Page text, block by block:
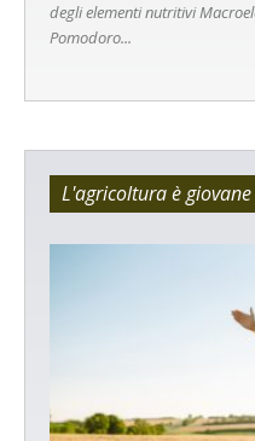
degli elementi nutritivi
Pomodoro...
L'agricoltura è giovane